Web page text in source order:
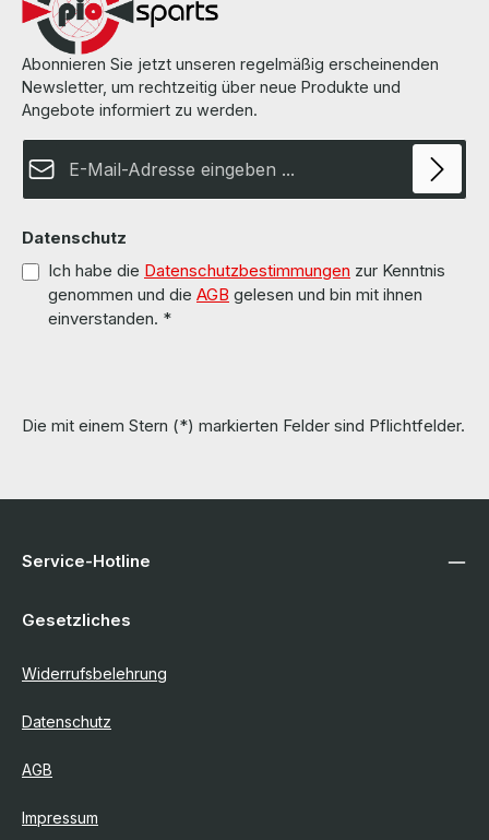
Herstellers.All parts are used but 100% OK!!!Alle Teile sind
gebraucht aber 100 % in Ordnung!!!
Abonnieren Sie jetzt unseren regelmäßig erscheinenden
Newsletter, um rechtzeitig über neue Produkte und
Angebote informiert zu werden.
Datenschutz
Ich habe die Datenschutzbestimmungen zur Kenntnis
genommen und die AGB gelesen und bin mit ihnen
einverstanden. *
Die mit einem Stern (*) markierten Felder sind Pflichtfelder.
Service-Hotline
Gesetzliches
Widerrufsbelehrung
Datenschutz
AGB
Impressum